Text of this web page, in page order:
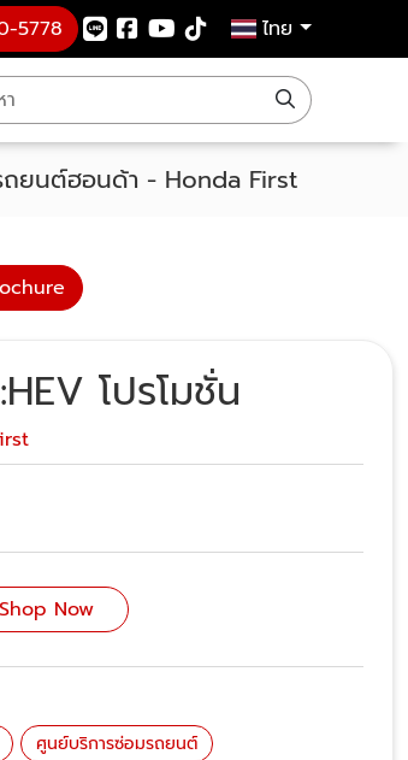
5778 ไทย
ยนต์ฮอนด้า - Honda First
โปรโมชั่น
Shop Now
ศูนย์บริการซ่อมรถยนต์